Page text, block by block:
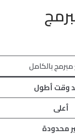
بالكامل
وقت أطول
أعلى
محدودة